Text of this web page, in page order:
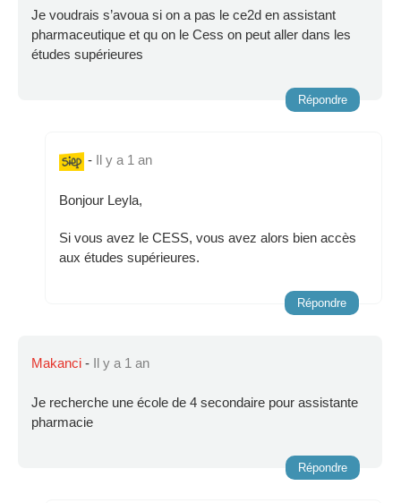
Je voudrais s’avoua si on a pas le ce2d en assistant
pharmaceutique et qu on le Cess on peut aller dans les
études supérieures
Répondre
- Il y a 1 an
Bonjour Leyla,
Si vous avez le CESS, vous avez alors bien accès
aux études supérieures.
Répondre
Makanci - Il y a 1 an
Je recherche une école de 4 secondaire pour assistante
pharmacie
Répondre